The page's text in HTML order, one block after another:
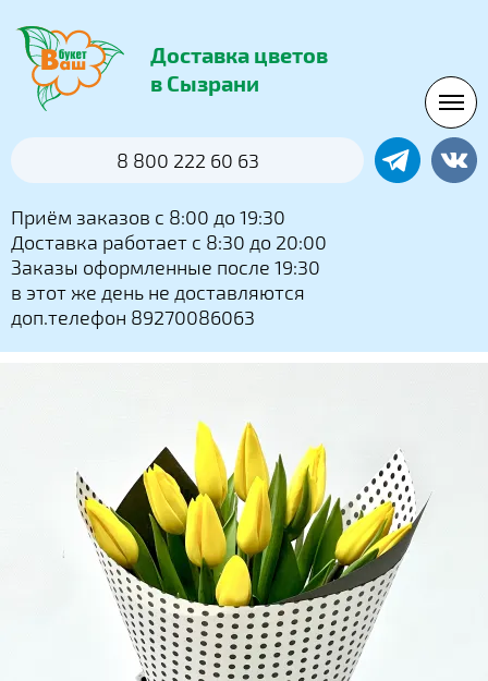
Доставка цветов
в Сызрани
8 800 222 60 63
Приём заказов с 8:00 до 19:30
Доставка работает с 8:30 до 20:00
Заказы оформленные после 19:30
в этот же день не доставляются
доп.телефон 89270086063